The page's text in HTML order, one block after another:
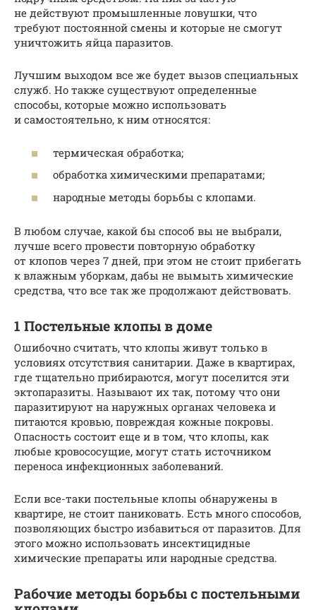
не действуют промышленные ловушки, что
требуют постоянной смены и которые не смогут
уничтожить яйца паразитов.
Лучшим выходом все же будет вызов специальных
служб. Но также существуют определенные
способы, которые можно использовать
и самостоятельно, к ним относятся:
термическая обработка;
обработка химическими препаратами;
народные методы борьбы с клопами.
В любом случае, какой бы способ вы не выбрали,
лучше всего провести повторную обработку
от клопов через 7 дней, при этом не стоит прибегать
к влажным уборкам, дабы не вымыть химические
средства, что все так же продолжают действовать.
1 Постельные клопы в доме
Ошибочно считать, что клопы живут только в
условиях отсутствия санитарии. Даже в квартирах,
где тщательно прибираются, могут поселится эти
эктопаразиты. Называют их так, потому что они
паразитируют на наружных органах человека и
питаются кровью, повреждая кожные покровы.
Опасность состоит еще и в том, что клопы, как
любые кровососущие, могут стать источником
переноса инфекционных заболеваний.
Если все-таки постельные клопы обнаружены в
квартире, не стоит паниковать. Есть много способов,
позволяющих быстро избавиться от паразитов. Для
этого можно использовать инсектицидные
химические препараты или народные средства.
Рабочие методы борьбы с постельными